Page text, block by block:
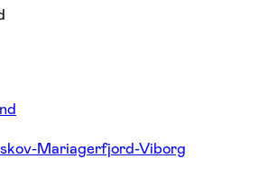
Mariagerfjord-Viborg